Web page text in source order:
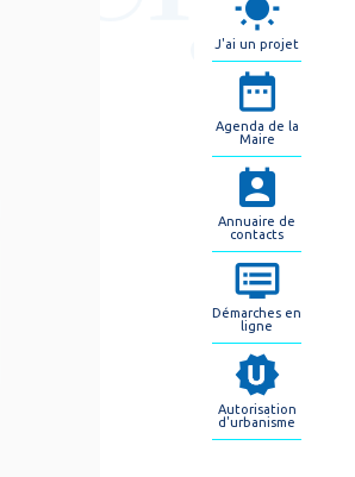
J'ai un projet
Agenda de la
Maire
Annuaire de
contacts
Démarches en
ligne
Autorisation
d'urbanisme